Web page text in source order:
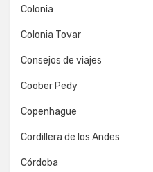
Colonia
Colonia Tovar
Consejos de viajes
Coober Pedy
Copenhague
Cordillera de los Andes
Córdoba